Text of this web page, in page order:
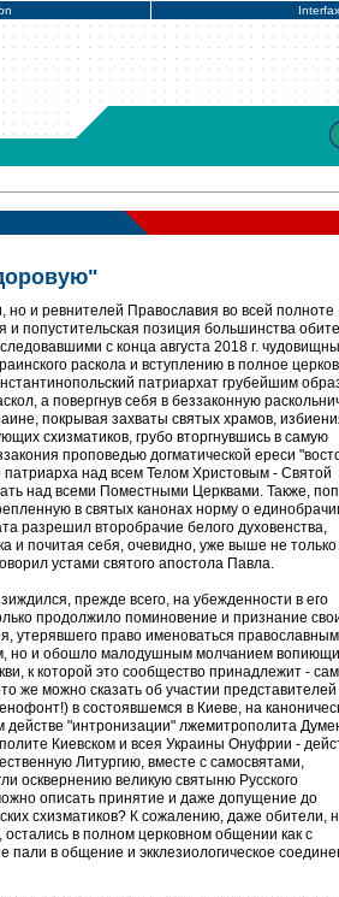
но и ревнителей Православия во всей полноте
и попустительская позиция большинства
с конца августа 2018 г.
раскола и вступлению в полное
патриархат грубейшим
а повергнув себя в беззаконную
покрывая захваты святых храмов,
схизматиков, грубо вторгнувшись в самую
проповедью догматической ереси
патриарха над всем Телом Христовым - Святой
над всеми Поместными Церквами. Также,
в святых канонах норму о
разрешил второбрачие белого духовенства,
и почитая себя, очевидно, уже выше не только
устами святого апостола Павла.
прежде всего, на убежденности в его
продолжило поминовение и признание
утерявшего право именоваться православным
но и обошло малодушным молчанием
к которой это сообщество принадлежит -
же можно сказать об участии представителей
в состоявшемся в Киеве, на
"интронизации" лжемитрополита
Киевском и всея Украины Онуфрии -
Литургию, вместе с самосвятами,
осквернению великую святыню Русского
описать принятие и даже допущение до
схизматиков? К сожалению, даже обители,
в полном церковном общении как с
в общение и экклезиологическое